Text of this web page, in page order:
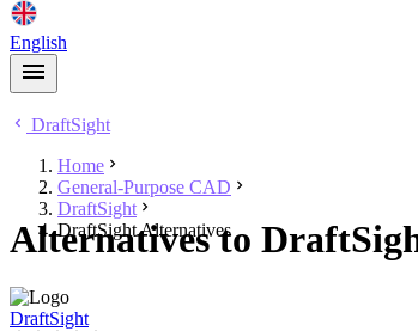
English
DraftSight
Home
General-Purpose CAD
DraftSight
DraftSight Alternatives
Alternatives to
DraftSight